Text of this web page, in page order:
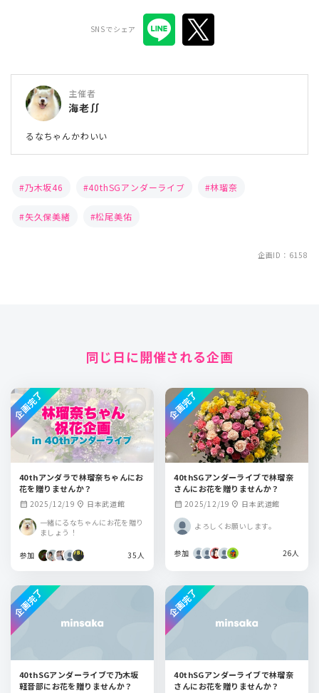
SNSでシェア
主催者
海老∬
るなちゃんかわいい
乃木坂46 40thSGアンダーライブ 林瑠奈
矢久保美緒 松尾美佑
企画ID：6158
同じ日に開催される企画
40thアンダラで林瑠奈ちゃんにお
花を贈りませんか？
calendar_month 2025/12/19 location_on 日本武道館
一緒にるなちゃんにお花を贈り
ましょう！
参加 35人
企画完了
40thSGアンダーライブで林瑠奈
さんにお花を贈りませんか？
calendar_month 2025/12/19 location_on 日本武道館
よろしくお願いします。
参加 26人
企画完了
40thSGアンダーライブで乃木坂
軽音部にお花を贈りませんか？
企画完了
40thSGアンダーライブで林瑠奈
さんにお花を贈りませんか？
企画完了